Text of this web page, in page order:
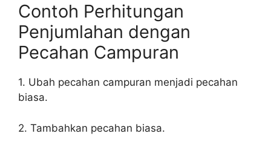
Contoh Perhitungan
Penjumlahan dengan
Pecahan Campuran
1. Ubah pecahan campuran menjadi pecahan
biasa.
2. Tambahkan pecahan biasa.